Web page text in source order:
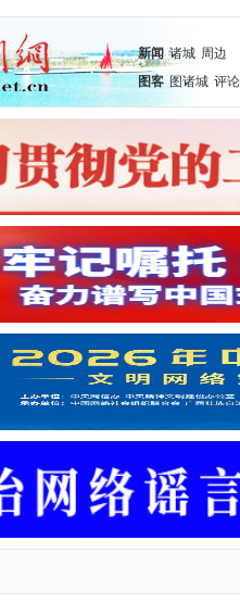
新闻 诸城 周边
图客 图诸城 评论